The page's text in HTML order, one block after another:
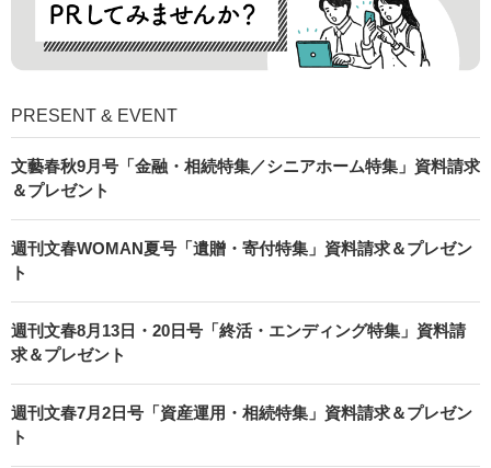
PRESENT & EVENT
文藝春秋9月号「金融・相続特集／シニアホーム特集」資料請求
＆プレゼント
週刊文春WOMAN夏号「遺贈・寄付特集」資料請求＆プレゼン
ト
週刊文春8月13日・20日号「終活・エンディング特集」資料請
求＆プレゼント
週刊文春7月2日号「資産運用・相続特集」資料請求＆プレゼン
ト